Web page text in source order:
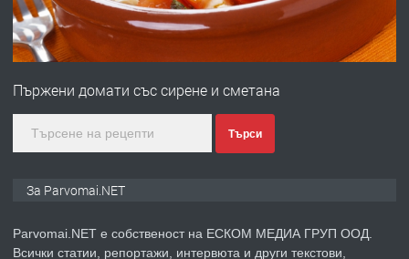
преди 1 година
ПРЕДЛАГА
Първи поход "По стъпките на Ангел
преди 1 година
Пържени домати със сирене и сметана
Търси
За Parvomai.NET
Parvomai.NET е собственост на ЕСКОМ МЕДИА ГРУП ООД.
Всички статии, репортажи, интервюта и други текстови,